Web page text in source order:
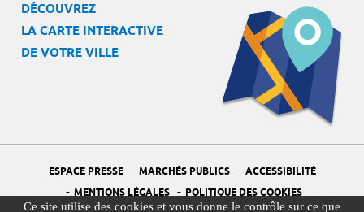
Ce site utilise des cookies et vous donne le contrôle sur ce que
DÉCOUVREZ
LA CARTE INTERACTIVE
DE VOTRE VILLE
ESPACE PRESSE - MARCHÉS PUBLICS - ACCESSIBILITÉ
- MENTIONS LÉGALES - POLITIQUE DES COOKIES